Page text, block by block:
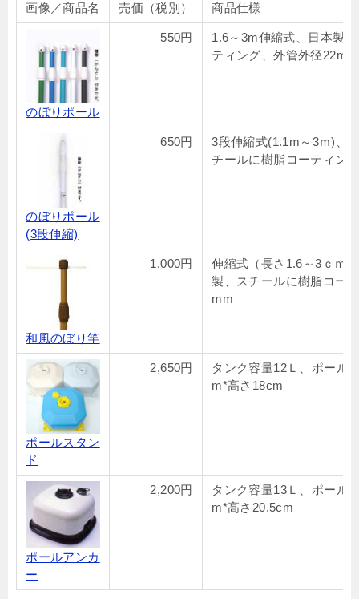
画像／商品名 売価（税別） 商品仕様
のぼりポール
550円
1.6～3m伸縮式、日本製
ティング、外管外径22mm
のぼりポール
(3段伸縮)
650円
3段伸縮式(1.1m～3ｍ)、
チールに樹脂コーティン
和風のぼり竿
1,000円
伸縮式（長さ1.6～3ｃｍ
製、スチールに樹脂コー
mm
ポールスタン
ド
2,650円
タンク容量12Ｌ、ポール
m*高さ18cm
ポールアンカ
ー
2,200円
タンク容量13Ｌ、ポール
m*高さ20.5cm